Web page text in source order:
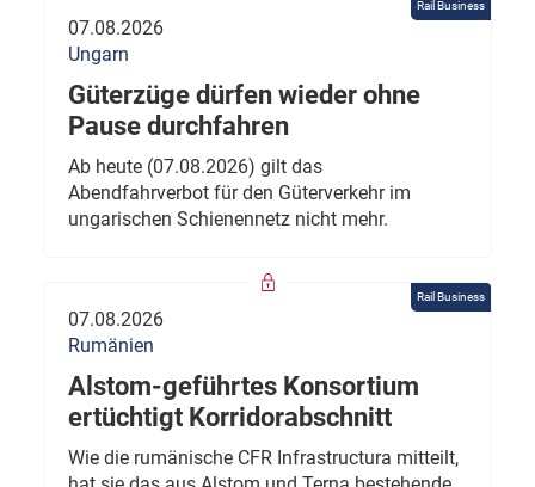
Rail Business
07.08.2026
Ungarn
Güterzüge dürfen wieder ohne
Pause durchfahren
Ab heute (07.08.2026) gilt das
Abendfahrverbot für den Güterverkehr im
ungarischen Schienennetz nicht mehr.
Rail Business
07.08.2026
Rumänien
Alstom-geführtes Konsortium
ertüchtigt Korridorabschnitt
Wie die rumänische CFR Infrastructura mitteilt,